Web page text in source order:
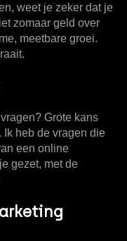
weet je zeker dat je
zomaar geld over
meetbare groei.
Grote kans
Ik heb de vragen die
een online
gezet, met de